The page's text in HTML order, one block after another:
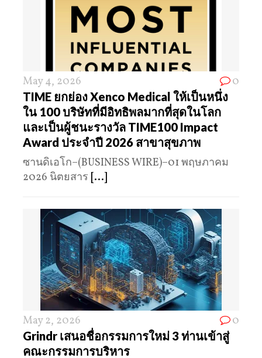
May 4, 2026 0
TIME ยกย่อง Xenco Medical ให้เป็นหนึ่ง
ใน 100 บริษัทที่มีอิทธิพลมากที่สุดในโลก
และเป็นผู้ชนะรางวัล TIME100 Impact
Award ประจำปี 2026 สาขาสุขภาพ
ซานดิเอโก–(BUSINESS WIRE)–01 พฤษภาคม
2026 นิตยสาร [...]
May 2, 2026 0
Grindr เสนอชื่อกรรมการใหม่ 3 ท่านเข้าสู่
คณะกรรมการบริหาร